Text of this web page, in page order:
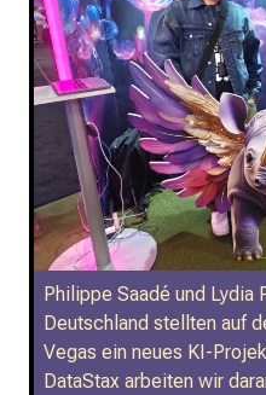
Philippe Saadé und Lydia
Deutschland stellten auf
Vegas ein neues KI-
DataStax arbeiten wir